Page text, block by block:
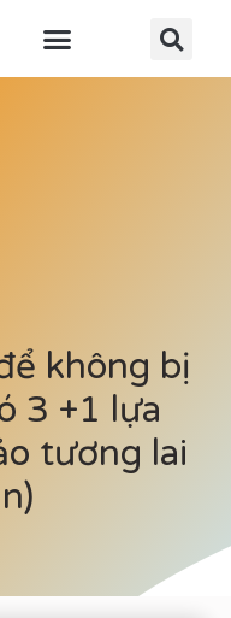
không bị
3 +1 lựa
tương lai